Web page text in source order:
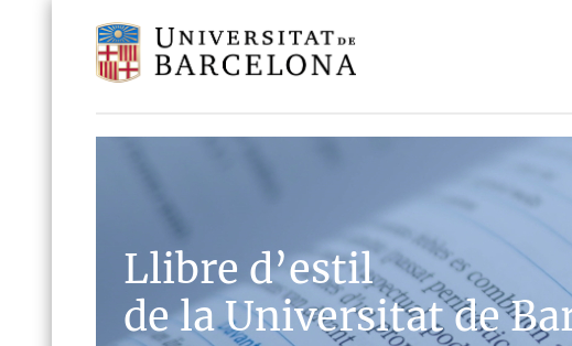
Llibre d’estil
de la Universitat de